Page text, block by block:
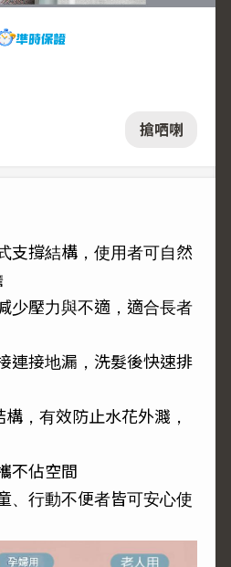
搶哂喇
支撐結構，使用者可自然
少壓力與不適，適合長者
連接地漏，洗髮後快速排
，有效防止水花外濺，
不佔空間
、行動不便者皆可安心使